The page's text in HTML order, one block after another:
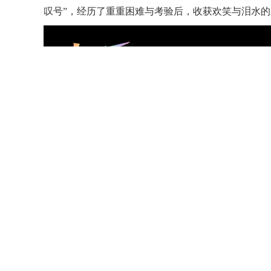
叹号”，经历了重重困难与考验后，收获欢笑与泪水的